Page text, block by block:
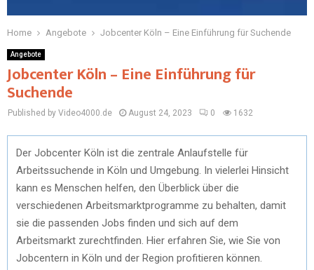
Home Angebote Jobcenter Köln – Eine Einführung für Suchende
Angebote
Jobcenter Köln – Eine Einführung für
Suchende
Published by Video4000.de August 24, 2023 0 1632
Der Jobcenter Köln ist die zentrale Anlaufstelle für
Arbeitssuchende in Köln und Umgebung. In vielerlei Hinsicht
kann es Menschen helfen, den Überblick über die
verschiedenen Arbeitsmarktprogramme zu behalten, damit
sie die passenden Jobs finden und sich auf dem
Arbeitsmarkt zurechtfinden. Hier erfahren Sie, wie Sie von
Jobcentern in Köln und der Region profitieren können.